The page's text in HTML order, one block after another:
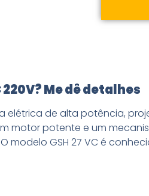
Me dê detalhes
elétrica de alta potência,
motor potente e um
modelo GSH 27 VC é